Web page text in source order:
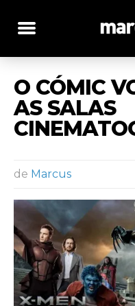
O CÓMIC
AS SALAS
de Marcus